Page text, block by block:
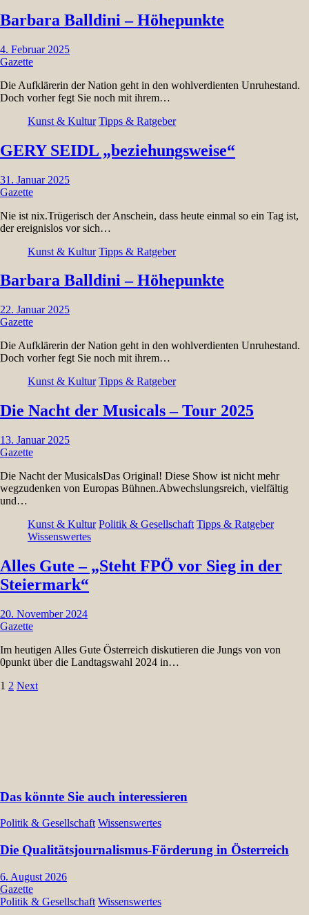
Barbara Balldini – Höhepunkte
4. Februar 2025
Gazette
Die Aufklärerin der Nation geht in den wohlverdienten Unruhestand.
Doch vorher fegt Sie noch mit ihrem…
Kunst & Kultur Tipps & Ratgeber
GERY SEIDL „beziehungsweise“
31. Januar 2025
Gazette
Nie ist nix.Trügerisch der Anschein, dass heute einmal so ein Tag ist,
der ereignislos vor sich…
Kunst & Kultur Tipps & Ratgeber
Barbara Balldini – Höhepunkte
22. Januar 2025
Gazette
Die Aufklärerin der Nation geht in den wohlverdienten Unruhestand.
Doch vorher fegt Sie noch mit ihrem…
Kunst & Kultur Tipps & Ratgeber
Die Nacht der Musicals – Tour 2025
13. Januar 2025
Gazette
Die Nacht der MusicalsDas Original! Diese Show ist nicht mehr
wegzudenken von Europas Bühnen.Abwechslungsreich, vielfältig
und…
Kunst & Kultur Politik & Gesellschaft Tipps & Ratgeber
Wissenswertes
Alles Gute – „Steht FPÖ vor Sieg in der
Steiermark“
20. November 2024
Gazette
Im heutigen Alles Gute Österreich diskutieren die Jungs von von
0punkt über die Landtagswahl 2024 in…
Seitennummerierung
1 2 Next
Das könnte Sie auch interessieren
Politik & Gesellschaft Wissenswertes
Die Qualitätsjournalismus-Förderung in Österreich
6. August 2026
Gazette
Politik & Gesellschaft Wissenswertes